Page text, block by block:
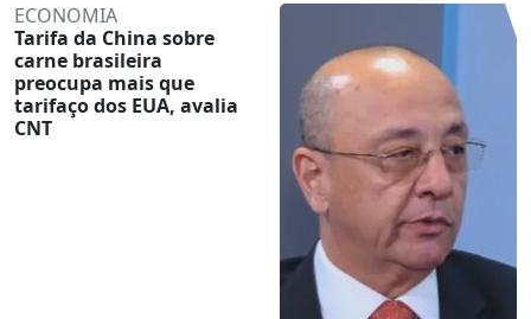
ECONOMIA
Tarifa da China sobre
carne brasileira
preocupa mais que
tarifaço dos EUA, avalia
CNT